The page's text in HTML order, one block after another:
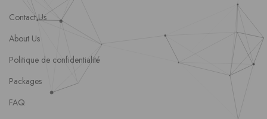
Contact Us
About Us
Politique de confidentialité
Packages
FAQ